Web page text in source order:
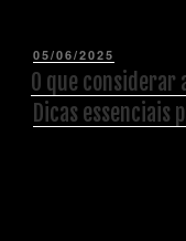
05/06/2025
O que
Dicas essenciais